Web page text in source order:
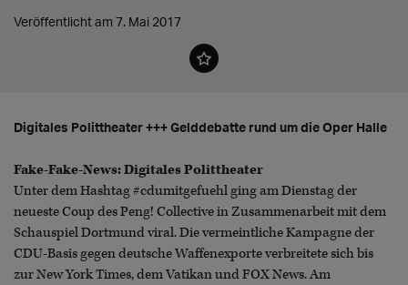
Veröffentlicht am 7. Mai 2017
Digitales Polittheater +++ Gelddebatte rund um die Oper Halle
Fake-Fake-News: Digitales Polittheater
Unter dem Hashtag #cdumitgefuehl ging am Dienstag der
neueste Coup des Peng! Collective in Zusammenarbeit mit dem
Schauspiel Dortmund viral. Die vermeintliche Kampagne der
CDU-Basis gegen deutsche Waffenexporte verbreitete sich bis
zur New York Times, dem Vatikan und FOX News. Am